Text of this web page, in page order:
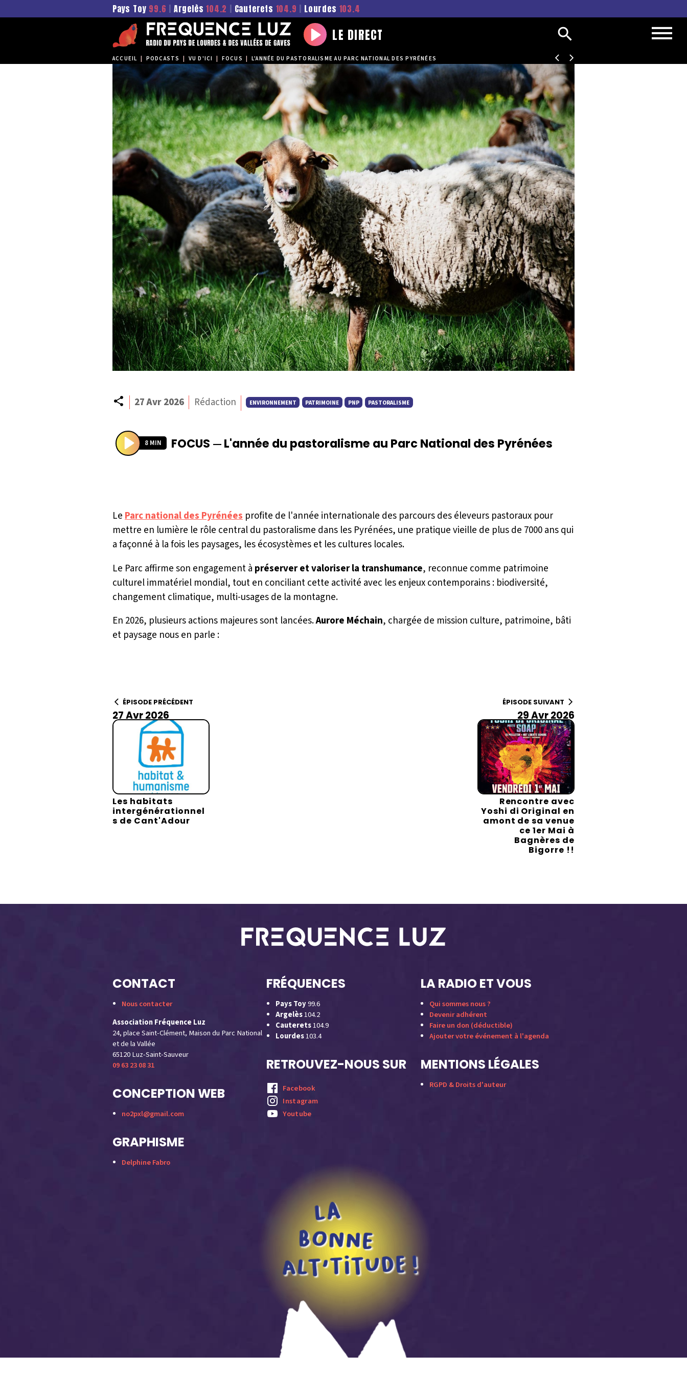
Pays Toy 99.6 | Argelès104.2 | Cauterets 104.9 | Lourdes 103.4
Play
LE DIRECT
ACCUEIL | PODCASTS | VU D'ICI | FOCUS | L'ANNÉE DU PASTORALISME AU PARC NATIONAL DES PYRÉNÉES
Partager
27 Avr 2026 Rédaction ENVIRONNEMENT PATRIMOINE PNP PASTORALISME
P
8 MIN FOCUS —L'année du pastoralisme au Parc National des Pyrénées
LeParc national des Pyrénées profite de l'année internationale des parcours des éleveurs pastoraux pour
mettre en lumière le rôle central du pastoralisme dans les Pyrénées, une pratique vieille de plus de 7000 ans qui
a façonné à la fois les paysages, les écosystèmes et les cultures locales.
Le Parc affirme son engagement à préserver et valoriser la transhumance, reconnue comme patrimoine
culturel immatériel mondial, tout en conciliant cette activité avec les enjeux contemporains : biodiversité,
changement climatique, multi-usages de la montagne.
En 2026, plusieurs actions majeures sont lancées.Aurore Méchain, chargée de mission culture, patrimoine, bâti
et paysage nous en parle :
ÉPISODE PRÉCÉDENT
27 Avr 2026
Les habitats
intergénérationnel
s de Cant'Adour
ÉPISODE SUIVANT
29 Avr 2026
Rencontre avec
Yoshi di Original en
amont de sa venue
ce 1er Mai à
Bagnères de
Bigorre !!
CONTACT
Nous contacter
Association Fréquence Luz
24, place Saint-Clément, Maison du Parc National
et de la Vallée
65120 Luz-Saint-Sauveur
09 63 23 08 31
CONCEPTION WEB
no2pxl@gmail.com
GRAPHISME
Delphine Fabro
FRÉQUENCES
Pays Toy99.6
Argelès104.2
Cauterets104.9
Lourdes103.4
RETROUVEZ-NOUS SUR
Facebook
Instagram
Youtube
LA RADIO ET VOUS
Qui sommes nous ?
Devenir adhérent
Faire un don (déductible)
Ajouter votre événement à l'agenda
MENTIONS LÉGALES
RGPD & Droits d'auteur